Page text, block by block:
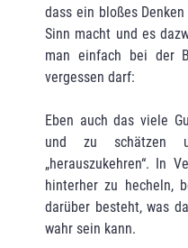
dass ein bloßes Denken
Sinn macht und es
man einfach bei der
vergessen darf:
Eben auch das viele
und zu schätzen
„herauszukehren“. In
hinterher zu hecheln,
darüber besteht, was
wahr sein kann.